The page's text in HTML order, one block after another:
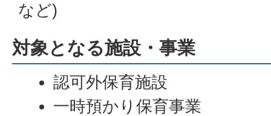
など)
対象となる施設・事業
認可外保育施設
一時預かり保育事業